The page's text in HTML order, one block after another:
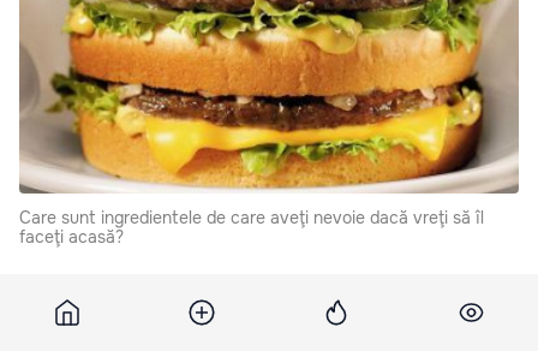
Care sunt ingredientele de care aveţi nevoie dacă vreţi să îl
faceţi acasă?
Care sunt ingredientele de care aveţi nevoie dacă vreţi